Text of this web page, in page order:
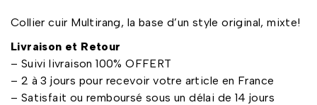
Collier cuir Multirang, la base d’un style original, mixte!
Livraison et Retour
– Suivi livraison 100% OFFERT
– 2 à 3 jours pour recevoir votre article en France
– Satisfait ou remboursé sous un délai de 14 jours